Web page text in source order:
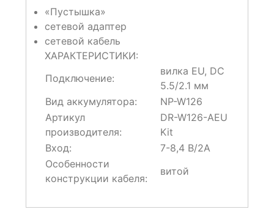
«Пустышка»
сетевой адаптер
сетевой кабель
ХАРАКТЕРИСТИКИ:
Подключение:
вилка EU, DC
5.5/2.1 мм
Вид аккумулятора:
NP-W126
Артикул
производителя:
DR-W126-AEU
Kit
Вход:
7-8,4 В/2А
Особенности
конструкции кабеля:
витой